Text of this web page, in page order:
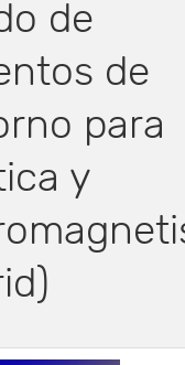
de
de
para
y